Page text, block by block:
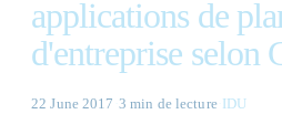
Succès mondial
Ressources
applications de
d'entreprise selon
22 June 2017 3 min de lecture· IDU